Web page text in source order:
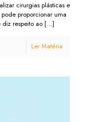
cirurgias plásticas e
proporcionar uma
respeito ao […]
Ler Matéria